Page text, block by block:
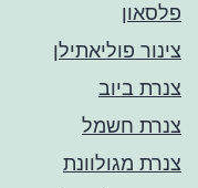
פלסאון
צינור פוליאתילן
צנרת ביוב
צנרת חשמל
צנרת מגולוונת